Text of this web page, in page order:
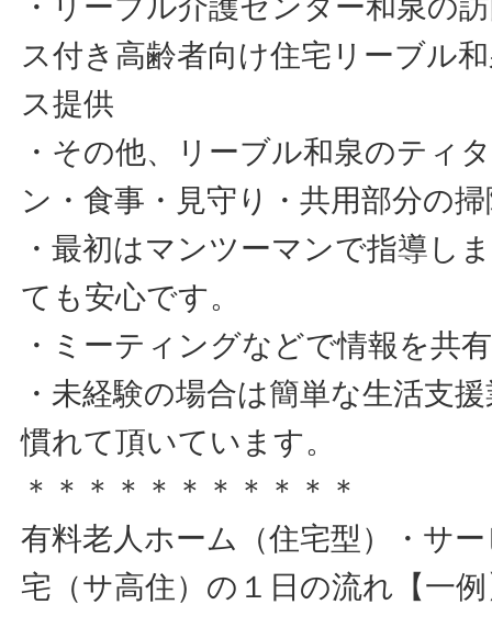
・リーブル介護センター和泉の
ス付き高齢者向け住宅リーブル
ス提供
・その他、リーブル和泉のティ
ン・食事・見守り・共用部分の
・最初はマンツーマンで指導し
ても安心です。
・ミーティングなどで情報を共
・未経験の場合は簡単な生活支
慣れて頂いています。
＊＊＊＊＊＊＊＊＊＊＊
有料老人ホーム（住宅型）・サ
宅（サ高住）の１日の流れ【一